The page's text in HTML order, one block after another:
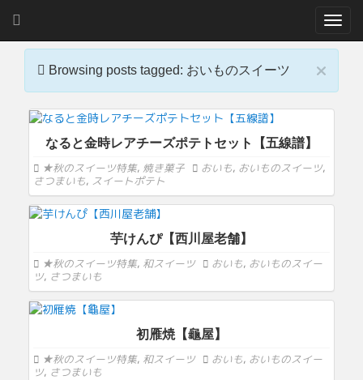
T
o
g
a
×
Browsing posts tagged: おいものスイーツ
なると金時レアチーズポテトセット【五線譜】
★秋のスイーツ特集, 焼き菓子 おいも, おいものスイーツ,
さつまいも, スイートポテト
芋けんぴ【西川屋老舗】
★秋のスイーツ特集, 和スイーツ おいも, おいものスイー
ツ, さつまいも
初雁焼【龜屋】
★秋のスイーツ特集, 和スイーツ おいも, おいものスイー
ツ, さつまいも